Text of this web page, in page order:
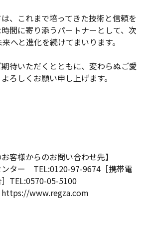
は、これまで培ってきた技術と信頼を
間に寄り添うパートナーとして、次
へと進化を続けてまいります。
待いただくとともに、変わらぬご愛
ろしくお願い申し上げます。
客様からのお問い合わせ先】
ンター TEL:0120-97-9674［携帯電
TEL:0570-05-5100
https://www.regza.com